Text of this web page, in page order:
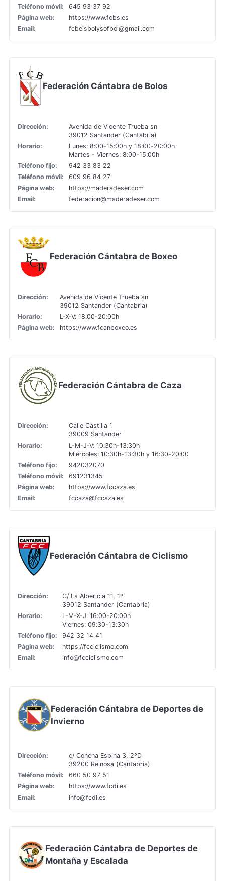
Teléfono móvil:
645 93 37 92
Página web:
https://www.fcbs.es
Email:
fcbeisbolysofbol@gmail.com
Federación Cántabra de Bolos
Dirección:
Avenida de Vicente Trueba sn
39012 Santander (Cantabria)
Horario:
Lunes: 8:00-15:00h y 18:00-20:00h
Martes - Viernes: 8:00-15:00h
Teléfono fijo:
942 33 83 22
Teléfono móvil:
609 96 84 27
Página web:
https://maderadeser.com
Email:
federacion@maderadeser.com
Federación Cántabra de Boxeo
Dirección:
Avenida de Vicente Trueba sn
39012 Santander (Cantabria)
Horario:
L-X-V: 18.00-20:00h
Página web:
https://www.fcanboxeo.es
Federación Cántabra de Caza
Dirección:
Calle Castilla 1
39009 Santander
Horario:
L-M-J-V: 10:30h-13:30h
Miércoles: 10:30h-13:30h y 16:30-20:00
Teléfono fijo:
942032070
Teléfono móvil:
691231345
Página web:
https://www.fccaza.es
Email:
fccaza@fccaza.es
Federación Cántabra de Ciclismo
Dirección:
C/ La Albericia 11, 1º
39012 Santander (Cantabria)
Horario:
L-M-X-J: 16:00-20:00h
Viernes: 09:30-13:30h
Teléfono fijo:
942 32 14 41
Página web:
https://fcciclismo.com
Email:
info@fcciclismo.com
Federación Cántabra de Deportes de
Invierno
Dirección:
c/ Concha Espina 3, 2ºD
39200 Reinosa (Cantabria)
Teléfono móvil:
660 50 97 51
Página web:
https://www.fcdi.es
Email:
info@fcdi.es
Federación Cántabra de Deportes de
Montaña y Escalada